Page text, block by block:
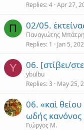
Replies 4 Apr 27,
Π 02/05.
Παναγιώτης
Replies 1 Jan 5,
Y 06. [στίβει/
ybulbu
Replies 3 May 25,
06. «καὶ
ωδής
Γιώργος Μ.